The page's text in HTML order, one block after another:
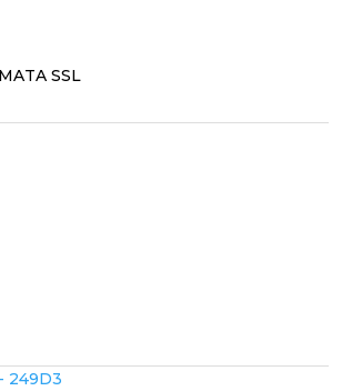
SSL